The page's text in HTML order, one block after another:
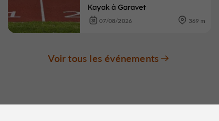
Kayak à Garavet
07/08/2026 369 m
Voir tous les événements